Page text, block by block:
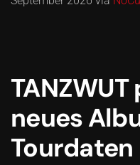
neues
Tourdaten